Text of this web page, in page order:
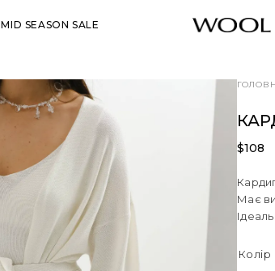
MID SEASON SALE
$108
Має
Колір